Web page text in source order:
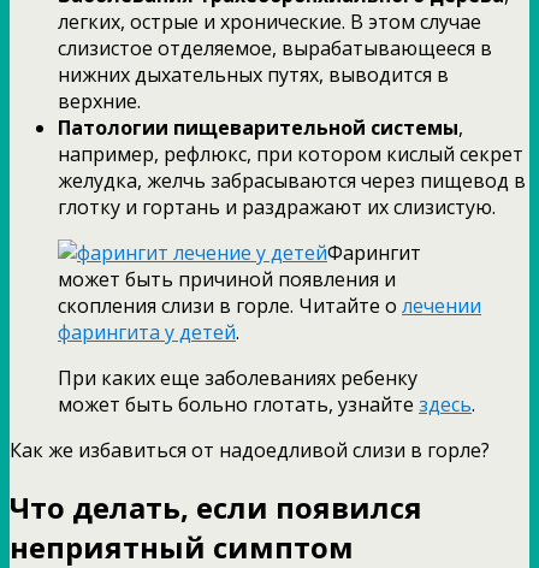
легких, острые и хронические. В этом случае
слизистое отделяемое, вырабатывающееся в
нижних дыхательных путях, выводится в
верхние.
Патологии пищеварительной системы,
например, рефлюкс, при котором кислый секрет
желудка, желчь забрасываются через пищевод в
глотку и гортань и раздражают их слизистую.
Фарингит
может быть причиной появления и
скопления слизи в горле. Читайте о лечении
фарингита у детей.
При каких еще заболеваниях ребенку
может быть больно глотать, узнайте здесь.
Как же избавиться от надоедливой слизи в горле?
Что делать, если появился
неприятный симптом